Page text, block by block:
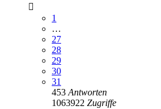
1
…
27
28
29
30
31
453 Antworten
1063922 Zugriffe